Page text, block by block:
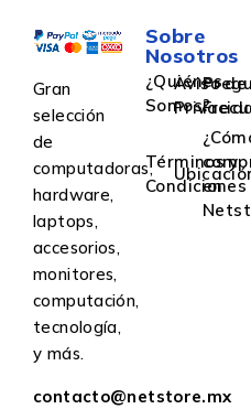
Gran
selección
de
computadoras,
hardware,
laptops,
accesorios,
monitores,
computación,
tecnología,
y más.
contacto@netstore.mx
Sobre
Nosotros
¿Quiénes
Somos?
Aviso de
Términos y
Condiciones
en